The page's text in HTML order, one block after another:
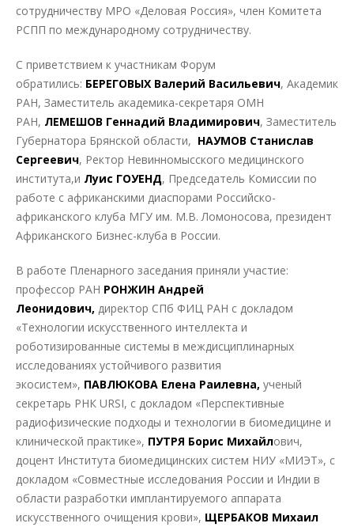
сотрудничеству МРО «Деловая Россия», член Комитета
РСПП по международному сотрудничеству.
С приветствием к участникам Форум
обратились: БЕРЕГОВЫХ Валерий Васильевич, Академик
РАН, Заместитель академика-секретаря ОМН
РАН, ЛЕМЕШОВ Геннадий Владимирович, Заместитель
Губернатора Брянской области, НАУМОВ Станислав
Сергеевич, Ректор Невинномысского медицинского
института,и Луис ГОУЕНД, Председатель Комиссии по
работе с африканскими диаспорами Российско-
африканского клуба МГУ им. М.В. Ломоносова, президент
Африканского Бизнес-клуба в России.
В работе Пленарного заседания приняли участие:
профессор РАН РОНЖИН Андрей
Леонидович, директор СПб ФИЦ РАН с докладом
«Технологии искусственного интеллекта и
роботизированные системы в междисциплинарных
исследованиях устойчивого развития
экосистем», ПАВЛЮКОВА Елена Раилевна, ученый
секретарь РНК URSI, с докладом «Перспективные
радиофизические подходы и технологии в биомедицине и
клинической практике», ПУТРЯ Борис Михайлович,
доцент Института биомедицинских систем НИУ «МИЭТ», с
докладом «Совместные исследования России и Индии в
области разработки имплантируемого аппарата
искусственного очищения крови», ЩЕРБАКОВ Михаил